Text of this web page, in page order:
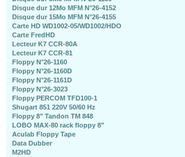
Disque dur 12Mo MFM N°26-4152
Disque dur 15Mo MFM N°26-4155
Carte HD WD1002-05/WD1002/HDO
Carte FredHD
Lecteur K7 CCR-80A
Lecteur K7 CCR-81
Floppy N°26-1160
Floppy N°26-1160D
Floppy N°26-1161D
Floppy N°26-3023
Floppy PERCOM TFD100-1
Shugart 851 220V 50/60 Hz
Floppy 8" Tandon TM 848
LOBO MAX-80 rack floppy 8"
Aculab Floppy Tape
Data Dubber
M2HD